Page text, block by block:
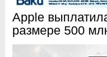
Apple
размере 500